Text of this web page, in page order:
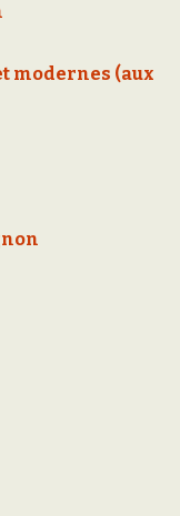
modernes (aux